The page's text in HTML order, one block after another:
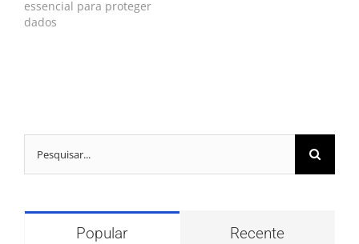
essencial para proteger
dados
Popular Recente